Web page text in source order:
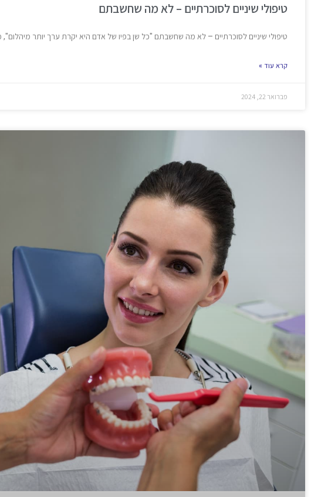
טיפולי שיניים לסוכרתיים – לא מה שחשבתם
טיפולי שיניים לסוכרתיים – לא מה שחשבתם "כל שן בפיו של אדם היא יקרת ערך יותר
קרא עוד »
פברואר 22, 2024